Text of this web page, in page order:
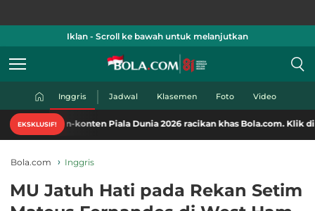
Iklan - Scroll ke bawah untuk melanjutkan
Inggris Jadwal Klasemen Foto Video
EKSKLUSIF!
Piala Dunia 2026 racikan khas Bola.com. Klik di sini!
Bola.com Inggris
MU Jatuh Hati pada Rekan Setim